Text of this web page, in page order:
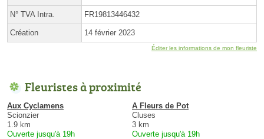
N° TVA Intra. FR19813446432
Création 14 février 2023
Éditer les informations de mon fleuriste
Fleuristes à proximité
Aux Cyclamens
Scionzier
1.9 km
Ouverte jusqu'à 19h
A Fleurs de Pot
Cluses
3 km
Ouverte jusqu'à 19h